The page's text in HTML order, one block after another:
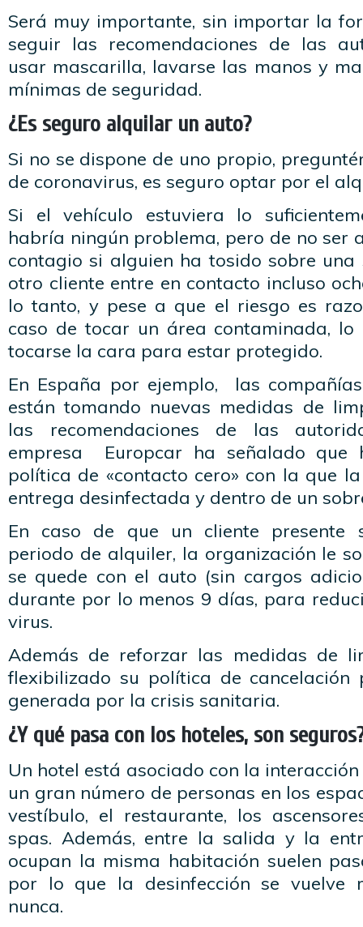
Será muy importante, sin importar la
seguir las recomendaciones de las
usar mascarilla, lavarse las manos y
mínimas de seguridad.
¿Es seguro alquilar un auto?
Si no se dispone de uno propio,
de coronavirus, es seguro optar por el
Si el vehículo estuviera lo
habría ningún problema, pero de no ser
contagio si alguien ha tosido sobre una
otro cliente entre en contacto incluso
lo tanto, y pese a que el riesgo es
caso de tocar un área contaminada,
tocarse la cara para estar protegido.
En España por ejemplo, las
están tomando nuevas medidas de
las recomendaciones de las
empresa Europcar ha señalado que
política de «contacto cero» con la que
entrega desinfectada y dentro de un
En caso de que un cliente presente
periodo de alquiler, la organización le
se quede con el auto (sin cargos
durante por lo menos 9 días, para
virus.
Además de reforzar las medidas de
flexibilizado su política de cancelación
generada por la crisis sanitaria.
¿Y qué pasa con los hoteles, son
Un hotel está asociado con la
un gran número de personas en los
vestíbulo, el restaurante, los
spas. Además, entre la salida y la
ocupan la misma habitación suelen
por lo que la desinfección se vuelve
nunca.